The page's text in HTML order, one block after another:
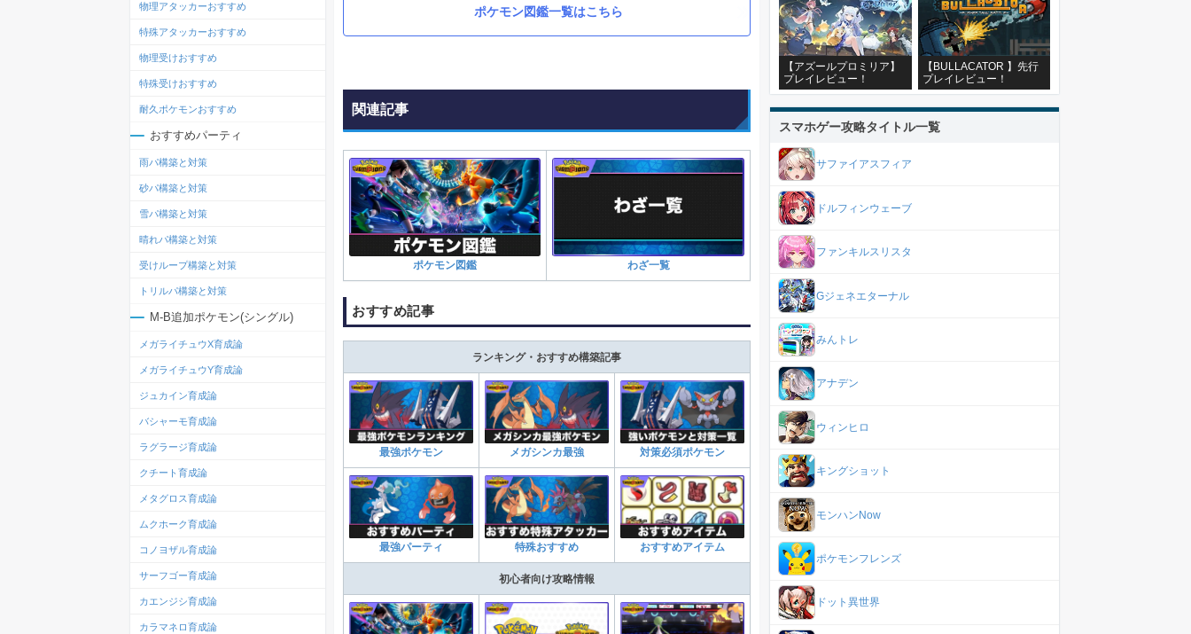
ポケモン図鑑一覧はこちら
関連記事
ポケモン図鑑 わざ一覧
おすすめ記事
ランキング・おすすめ構築記事
最強ポケモン メガシンカ最強 対策必須ポケモン
最強パーティ 特殊おすすめ おすすめアイテム
初心者向け攻略情報
物理アタッカーおすすめ
特殊アタッカーおすすめ
物理受けおすすめ
特殊受けおすすめ
耐久ポケモンおすすめ
おすすめパーティ
雨パ構築と対策
砂パ構築と対策
雪パ構築と対策
晴れパ構築と対策
受けループ構築と対策
トリルパ構築と対策
M-B追加ポケモン(シングル)
メガライチュウX育成論
メガライチュウY育成論
ジュカイン育成論
バシャーモ育成論
ラグラージ育成論
クチート育成論
メタグロス育成論
ムクホーク育成論
コノヨザル育成論
サーフゴー育成論
カエンジシ育成論
カラマネロ育成論
【アズールプロミリア】
プレイレビュー！
【BULLACATOR 】先行
プレイレビュー！
スマホゲー攻略タイトル一覧
サファイアスフィア
ドルフィンウェーブ
ファンキルスリスタ
Gジェネエターナル
みんトレ
アナデン
ウィンヒロ
キングショット
モンハンNow
ポケモンフレンズ
ドット異世界